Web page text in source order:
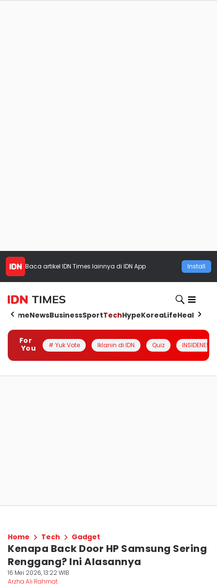
Baca artikel IDN Times lainnya di IDN App Install
HomeNewsBusinessSportTechHypeKoreaLifeHealth
For
You
# Yuk Vote Iklanin di IDN Quiz INSIDENESIA
Home Tech Gadget
Kenapa Back Door HP Samsung Sering
Renggang? Ini Alasannya
16 Mei 2026, 13:22 WIB
Arzha Ali Rahmat